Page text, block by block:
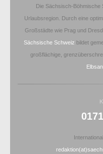
Die Sächsisch-Böhmische
Urlaubsregion. Durch eine
Großstädte wie Prag und
Sächsische Schweiz bildet
großflächige,